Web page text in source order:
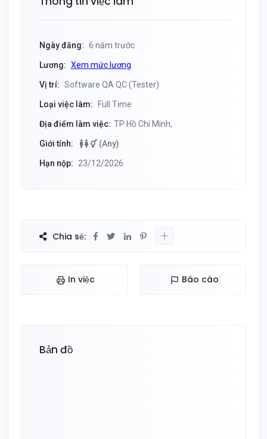
Ngày đăng: 6 năm trước
Lương: Xem mức lương
Vị trí: Software QA QC (Tester)
Loại việc làm: Full Time
Địa điểm làm việc: TP Hồ Chí Minh,
Giới tính: (Any)
Hạn nộp: 23/12/2026
Chia sẻ:
In việc Báo cáo
Bản đồ